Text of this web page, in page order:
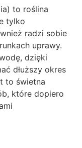
to roślina
tylko
radzi sobie
uprawy.
dzięki
dłuższy okres
to świetna
które dopiero